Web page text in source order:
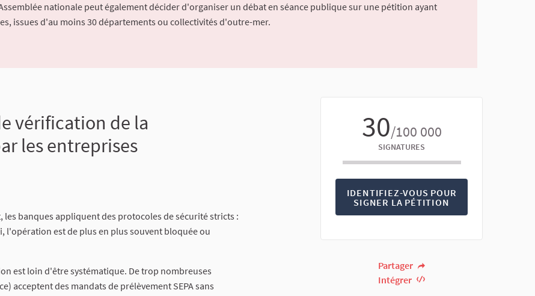
nationale peut également décider d'organiser un débat en séance publique sur une pétition ayant
issues d'au moins 30 départements ou collectivités d'outre-mer.
30/100 000
SIGNATURES
IDENTIFIEZ-VOUS POUR
SIGNER LA PÉTITION
Partager
Intégrer
vérification de la
les entreprises
banques appliquent des protocoles de sécurité stricts :
l'opération est de plus en plus souvent bloquée ou
est loin d'être systématique. De trop nombreuses
acceptent des mandats de prélèvement SEPA sans